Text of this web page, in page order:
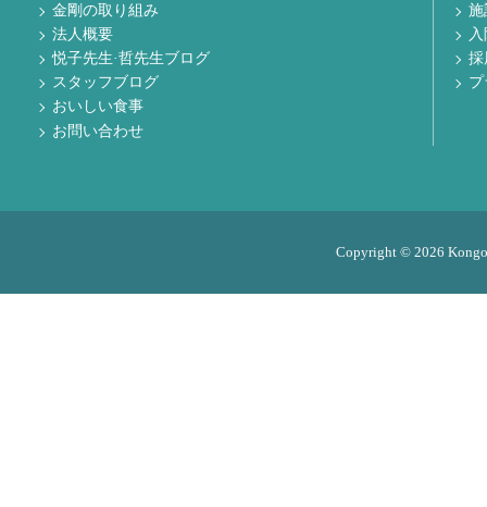
金剛の取り組み
法人概要
悦子先生·哲先生ブログ
スタッフブログ
おいしい食事
お問い合わせ
施
採
Copyright © 2026